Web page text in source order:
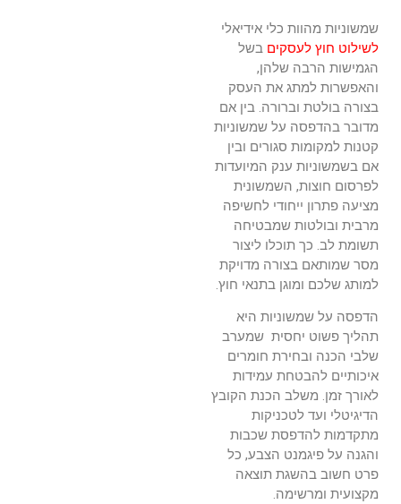
שמשוניות מהוות כלי אידיאלי
לשילוט חוץ לעסקים בשל
הגמישות הרבה שלהן,
והאפשרות למתג את העסק
בצורה בולטת וברורה. בין אם
מדובר בהדפסה על שמשוניות
קטנות למקומות סגורים ובין
אם בשמשוניות ענק המיועדות
לפרסום חוצות, השמשונית
מציעה פתרון ייחודי לחשיפה
מרבית ובולטות שמבטיחה
תשומת לב. כך תוכלו ליצור
מסר שמותאם בצורה מדויקת
למותג שלכם ומוגן בתנאי חוץ.
הדפסה על שמשוניות היא
תהליך פשוט יחסית שמערב
שלבי הכנה ובחירת חומרים
איכותיים להבטחת עמידות
לאורך זמן. משלב הכנת הקובץ
הדיגיטלי ועד לטכניקות
מתקדמות להדפסת שכבות
והגנה על פיגמנט הצבע, כל
פרט חשוב בהשגת תוצאה
מקצועית ומרשימה.